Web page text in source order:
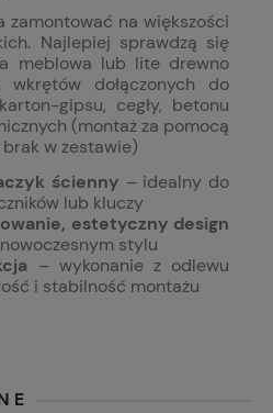
zamontować na większości
Najlepiej sprawdzą się
meblowa lub lite drewno
dołączonych do
gipsu, cegły, betonu
(montaż za pomocą
w zestawie)
ścienny – idealny do
lub kluczy
estetyczny design
stylu
– wykonanie z odlewu
i stabilność montażu